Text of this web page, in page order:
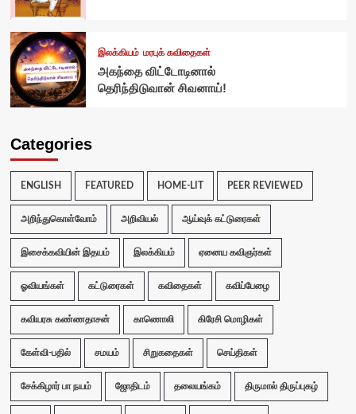
இலக்கியம் மரபுக் கவிதைகள்
அகந்தை விட்டோடினால்
தெரிந்திடுவான் சிவனாய்!
Categories
ENGLISH FEATURED HOME-LIT PEER REVIEWED
அறிந்துகொள்வோம் அறிவியல் ஆய்வுக் கட்டுரைகள்
இசைக்கவியின் இதயம் இலக்கியம் ஏனைய கவிஞர்கள்
ஓவியங்கள் கட்டுரைகள் கவிதைகள் கவிப்பேழை
கவியரசு கண்ணதாசன் காணொலி கிரேசி மொழிகள்
கேள்வி-பதில் சமயம் சிறுகதைகள் செய்திகள்
சேக்கிழார் பா நயம் ஜோதிடம் தலையங்கம் திருமால் திருப்புகழ்